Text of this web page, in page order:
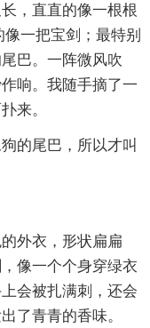
，直直的像一根根
一把宝剑；最特别
巴。一阵微风吹
响。我随手摘了一
来。
的尾巴，所以才叫
外衣，形状扁扁
像一个个身穿绿衣
会被扎满刺，还会
了青青的香味。